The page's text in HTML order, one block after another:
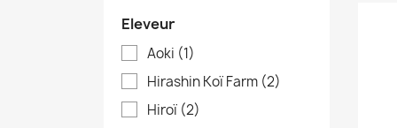
Eleveur
Aoki (1)
Hirashin Koï Farm (2)
Hiroï (2)